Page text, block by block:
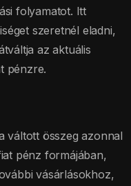
folyamatot. Itt
szeretnél eladni,
az aktuális
pénzre.
váltott összeg azonnal
pénz formájában,
vásárlásokhoz,